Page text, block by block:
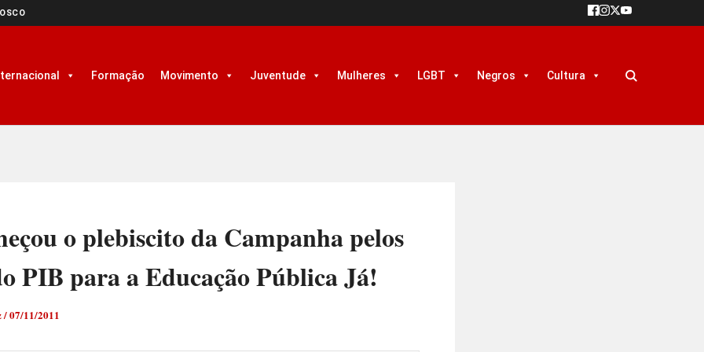
Formação Movimento Juventude Mulheres LGBT Negros Cultura
o plebiscito da Campanha pelos
PIB para a Educação Pública Já!
/07/11/2011